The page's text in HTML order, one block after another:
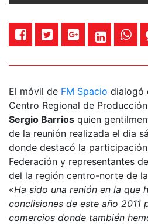
El móvil de FM Spacio dialogó
Centro Regional de
Sergio Barrios quien
de la reunión realizada el dia
donde destacó la
Federación y representantes
del la región centro-norte de
«Ha sido una renión en la que
conclisiones de este año
comercios donde también